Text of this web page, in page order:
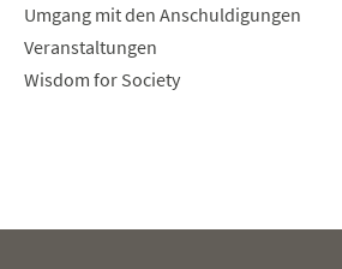
Umgang mit den Anschuldigungen
Veranstaltungen
Wisdom for Society